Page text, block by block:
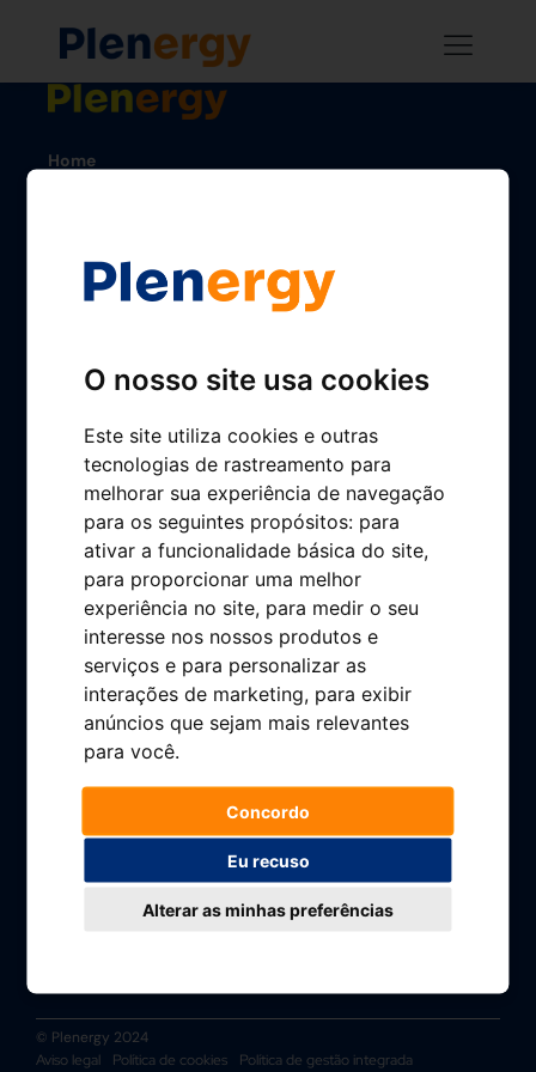
O nosso site usa cookies
Este site utiliza cookies e outras
tecnologias de rastreamento para
melhorar sua experiência de navegação
para os seguintes propósitos: para
ativar a funcionalidade básica do site,
para proporcionar uma melhor
experiência no site, para medir o seu
interesse nos nossos produtos e
serviços e para personalizar as
interações de marketing, para exibir
anúncios que sejam mais relevantes
para você.
Concordo
Eu recuso
Alterar as minhas preferências
Home
Gerimos o seu posto
Cultura Plenergy
Sustentabilidade
Qualidade Plenergy
Emprego
Imprensa
Perguntas frequentes
Contacto
Área do cliente
Livro de Reclamações
© Plenergy 2024
Aviso legal
Política de cookies Política de gestão integrada